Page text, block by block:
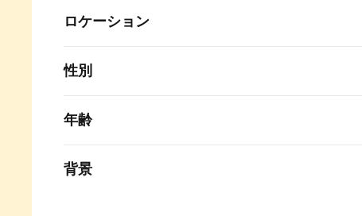
ロケーション
性別
年齢
背景